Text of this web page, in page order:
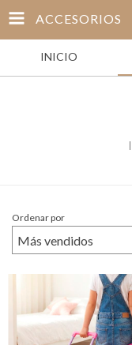
ACCESORIOS
INICIO
Ordenar por